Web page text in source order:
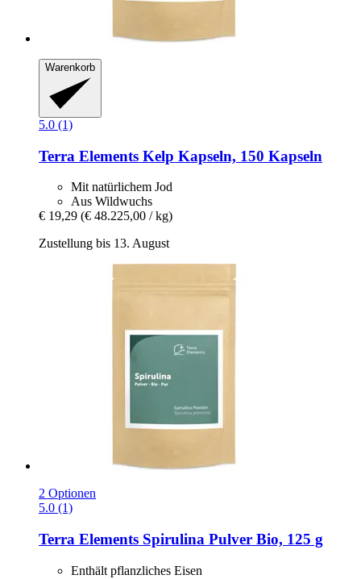
Warenkorb
5.0 (1)
Terra Elements Kelp Kapseln, 150 Kapseln
Mit natürlichem Jod
Aus Wildwuchs
€ 19,29 (€ 48.225,00 / kg)
Zustellung bis 13. August
2 Optionen
5.0 (1)
Terra Elements Spirulina Pulver Bio, 125 g
Enthält pflanzliches Eisen